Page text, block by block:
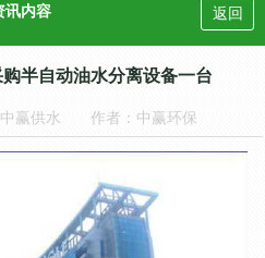
讯内容 返回
半自动油水分离设备一台
赢供水 作者：中赢环保